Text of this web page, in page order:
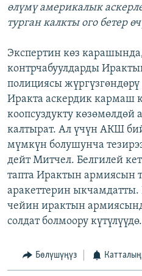
өлүмү америкалык
турган калкты ого бетер
Экспертин көз
контрчабуулдарды
полициясы
Иракта аскердик кармаш
коопсуздукту көзөмөлдөй
калтырат. Ал үчүн АКШ
мүмкүн болушунча
дейт Митчел. Белгилей
тапта Ирактын армиясын
аракеттерин ыкчамдатты.
чейин ирактын
солдат болмоору күтүлүүдө.
Бөлүшүңүз